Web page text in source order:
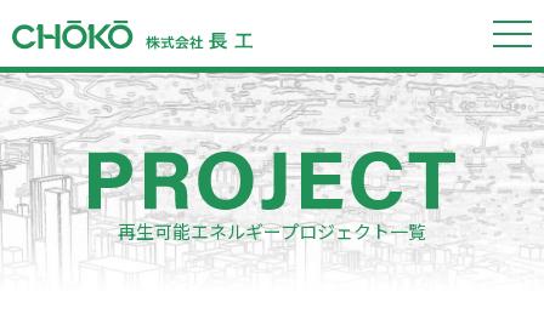
再生可能エネルギープロジェクト一覧